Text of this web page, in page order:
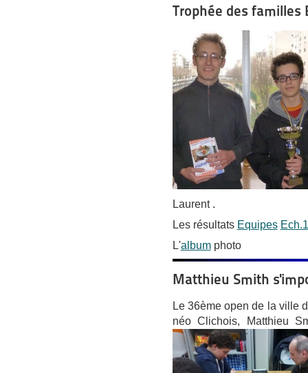
Trophée des familles
Laurent .
Les résultats Equipes Ech.1
L'albumphoto
Matthieu Smith
Le 36ème open de la ville
néo Clichois, Matthieu